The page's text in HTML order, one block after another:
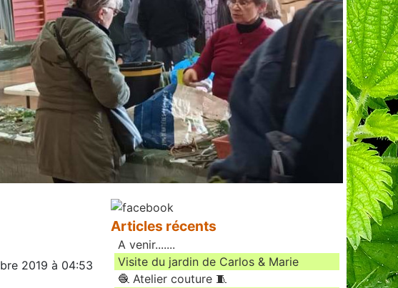
2019 à 04:53
Articles récents
A venir.......
Visite du jardin de Carlos & Marie
🧶 Atelier couture 🧵